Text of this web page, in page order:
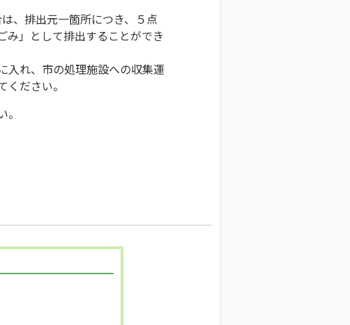
、排出元一箇所につき、５点
み」として排出することができ
入れ、市の処理施設への収集運
ださい。